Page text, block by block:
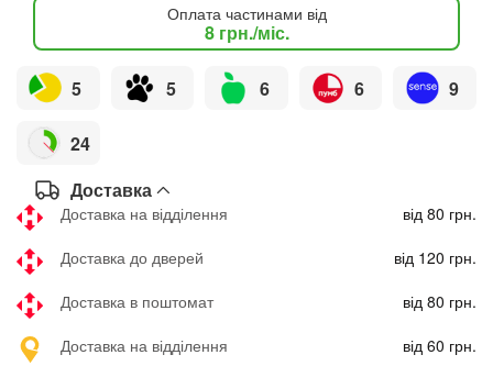
Оплата частинами від
8 грн./міс.
5 5 6 6 9
24
Доставка
Доставка на відділення
від 80 грн.
Доставка до дверей
від 120 грн.
Доставка в поштомат
від 80 грн.
Доставка на відділення
від 60 грн.